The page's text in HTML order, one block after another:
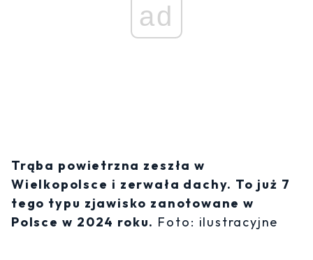
ad
Trąba powietrzna zeszła w
Wielkopolsce i zerwała dachy. To już 7
tego typu zjawisko zanotowane w
Polsce w 2024 roku. Foto: ilustracyjne